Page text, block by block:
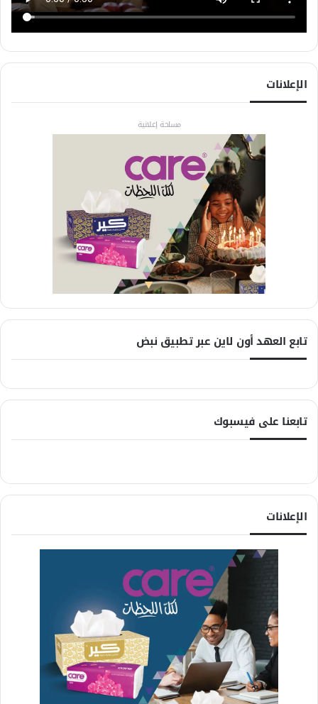
الإعلانات
مساحة إعلانية
تابع العهد أون لاين عبر تطبيق نبض
تابعنا على فيسبوك
الإعلانات